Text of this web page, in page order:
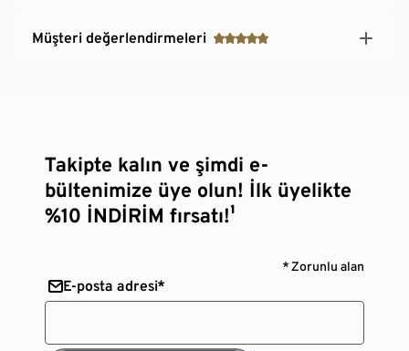
Müşteri değerlendirmeleri
Takipte kalın ve şimdi e-
bültenimize üye olun! İlk üyelikte
%10 İNDİRİM fırsatı!¹
* Zorunlu alan
E-posta adresi*